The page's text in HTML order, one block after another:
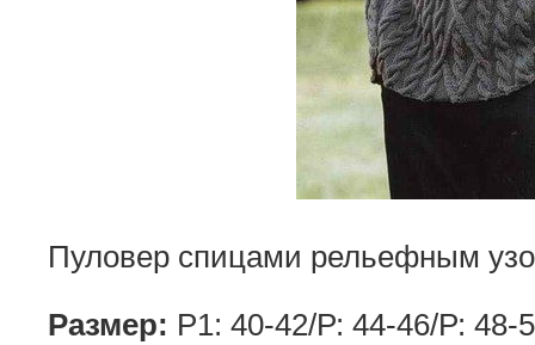
Пуловер спицами рельефным
Размер: Р1: 40-42/Р: 44-46/Р: 48-